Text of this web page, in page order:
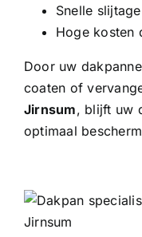
Snelle
Hoge kosten
Door uw
coaten of
Jirnsum, blijft uw
optimaal